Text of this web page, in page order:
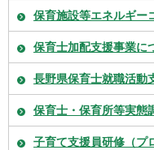
保育施設等エネルギー
保育士加配支援事業に
長野県保育士就職活動
保育士・保育所等実態
子育て支援員研修（プ